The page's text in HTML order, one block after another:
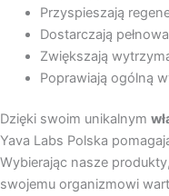
Przyspieszają
Dostarczają
Zwiększają
Poprawiają ogólną
Dzięki swoim unikalnym
Yava Labs Polska
Wybierając nasze
swojemu organizmowi